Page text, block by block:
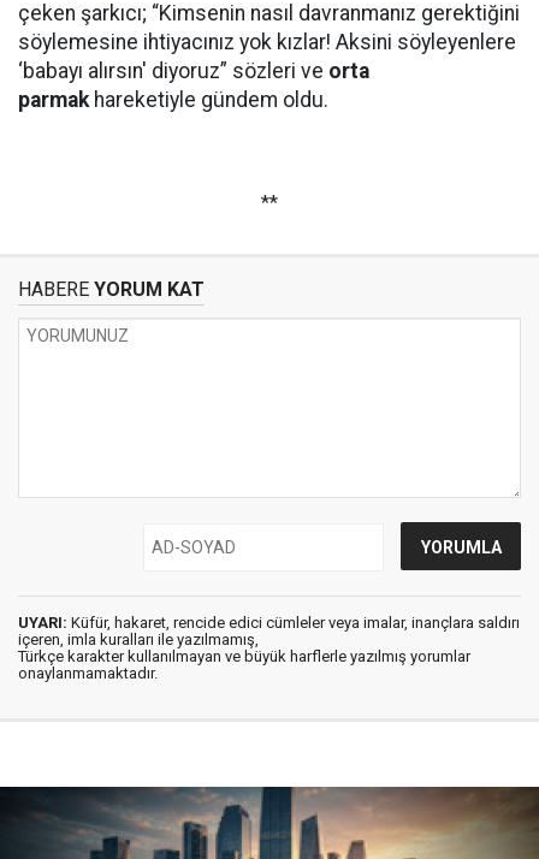
çeken şarkıcı; “Kimsenin nasıl davranmanız gerektiğini
söylemesine ihtiyacınız yok kızlar! Aksini söyleyenlere
‘babayı alırsın' diyoruz” sözleri ve orta
parmakhareketiyle gündem oldu.
**
HABERE YORUM KAT
UYARI: Küfür, hakaret, rencide edici cümleler veya imalar, inançlara saldırı
içeren, imla kuralları ile yazılmamış,
Türkçe karakter kullanılmayan ve büyük harflerle yazılmış yorumlar
onaylanmamaktadır.